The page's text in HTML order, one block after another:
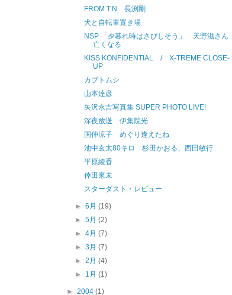
FROM T.N 長渕剛
犬と自転車置き場
NSP 「夕暮れ時はさびしそう」 天野滋さん
亡くなる
KISS KONFIDENTIAL / X-TREME CLOSE-
UP
カブトムシ
山本達彦
矢沢永吉写真集 SUPER PHOTO LIVE!
深夜放送 伊集院光
国仲涼子 めぐり逢えたね
池中玄太80キロ 杉田かおる、西田敏行
平原綾香
倖田來未
スターダスト・レビュー
►6月(19)
►5月(2)
►4月(7)
►3月(7)
►2月(4)
► 1月(1)
► 2004 (1)